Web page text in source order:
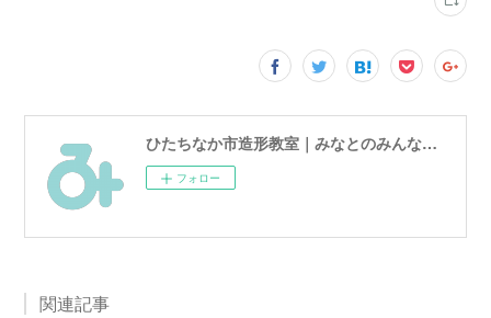
ひたちなか市造形教室｜みなとのみんなのアトリエ
フォロー
関連記事